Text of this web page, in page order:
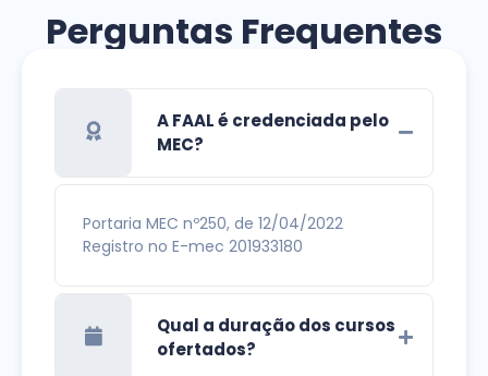
Perguntas Frequentes
A FAAL é credenciada pelo
MEC?
Portaria MEC nº250, de 12/04/2022
Registro no E-mec 201933180
Qual a duração dos cursos
ofertados?